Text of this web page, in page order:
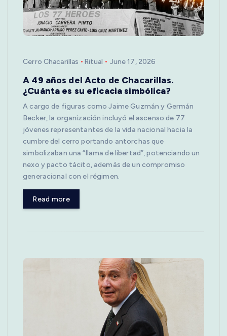
Cerro Chacarillas Ritual June 17, 2026
A 49 años del Acto de Chacarillas.
¿Cuánta es su eficacia simbólica?
A cargo de figuras como Jaime Guzmán y Germán
Becker, la organización incluyó el ascenso de 77
jóvenes representantes de la vida nacional hacia la
cumbre del cerro portando antorchas que
simbolizaban una “llama de libertad”, potenciando un
nexo y pacto tácito, además de un compromiso
generacional con el régimen.
Read more